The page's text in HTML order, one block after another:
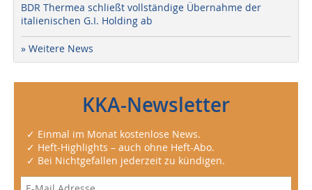
BDR Thermea schließt vollständige Übernahme der
italienischen G.I. Holding ab
» Weitere News
KKA-Newsletter
✓ Einmal im Monat kostenlose News.
✓ Heft-Highlights – auch ohne Heft-Abo.
✓ Bei Nichtgefallen jederzeit zu kündigen.